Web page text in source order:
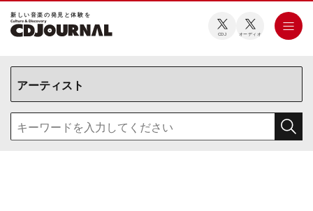
新しい⾳楽の発⾒と体験を
CDJ オーディオ